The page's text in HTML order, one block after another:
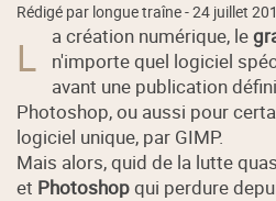
Rédigé par longue traîne -24 juillet
L a création numérique, le
n'importe quel logiciel
avant une publication
Photoshop, ou aussi pour
logiciel unique, par GIMP.
Mais alors, quid de la lutte
et Photoshopqui perdure